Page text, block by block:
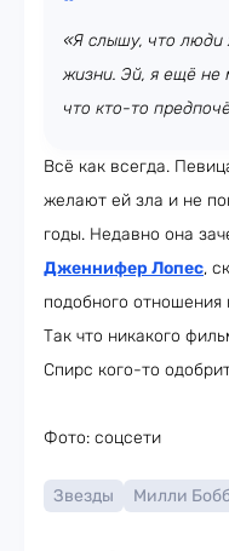
«Я слышу, что люди
жизни. Эй, я ещё не
что кто-то
Всё как всегда.
желают ей зла и не
годы. Недавно она
Дженнифер Лопес,
подобного отношения
Так что никакого
Спирс кого-то
Фото: соцсети
Звезды Милли